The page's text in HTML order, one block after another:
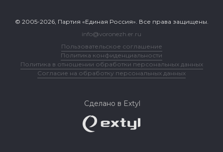
© 2005-2026, Партия «Единая Россия». Все права защищены.
info@voronezh.er.ru
Пользовательское соглашение
Политика конфиденциальности
Политика в отношении обработки персональных данных
Согласие на обработку персональных данных
Сделано в Extyl